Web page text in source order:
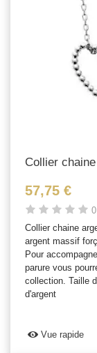
Collier
57,75 €
Collier chaine
argent massif
Pour
parure vous
collection. Taille
d'argent
Vue rapide